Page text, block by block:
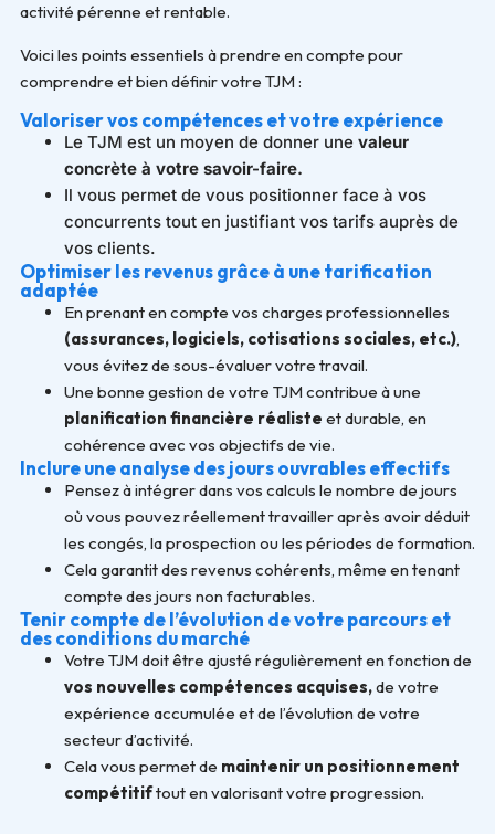
activité pérenne et rentable.
Voici les points essentiels à prendre en compte pour
comprendre et bien définir votre TJM :
Valoriser vos compétences et votre expérience
Le TJM est un moyen de donner une valeur
concrète à votre savoir-faire.
Il vous permet de vous positionner face à vos
concurrents tout en justifiant vos tarifs auprès de
vos clients.
Optimiser les revenus grâce à une tarification
adaptée
En prenant en compte vos charges professionnelles
(assurances, logiciels, cotisations sociales, etc.),
vous évitez de sous-évaluer votre travail.
Une bonne gestion de votre TJM contribue à une
planification financière réaliste et durable, en
cohérence avec vos objectifs de vie.
Inclure une analyse des jours ouvrables effectifs
Pensez à intégrer dans vos calculs le nombre de jours
où vous pouvez réellement travailler après avoir déduit
les congés, la prospection ou les périodes de formation.
Cela garantit des revenus cohérents, même en tenant
compte des jours non facturables.
Tenir compte de l’évolution de votre parcours et
des conditions du marché
Votre TJM doit être ajusté régulièrement en fonction de
vos nouvelles compétences acquises,de votre
expérience accumulée et de l’évolution de votre
secteur d’activité.
Cela vous permet de maintenir un positionnement
compétitiftout en valorisant votre progression.